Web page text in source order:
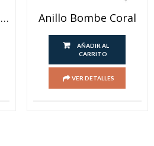
Aros Colgantes Ovalados Coral Y Onix Anillo Bombe Coral
AÑADIR AL
CARRITO
VER DETALLES